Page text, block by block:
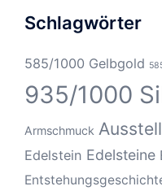
Schlagwörter
585/1000 Gelbgold
935/1000
Armschmuck
Edelstein Edelsteine